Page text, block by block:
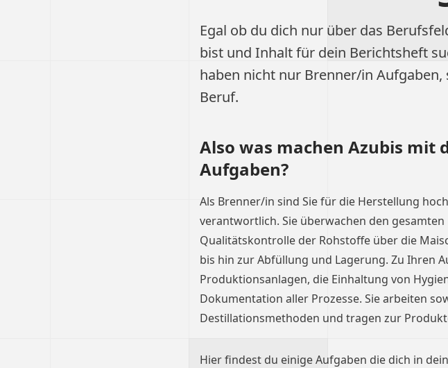
Egal ob du dich nur über das
bist und Inhalt für dein Berichtsheft
haben nicht nur Brenner/in
Beruf.
Also was machen Azubis
Aufgaben?
Als Brenner/in sind Sie für die Herstellung
verantwortlich. Sie überwachen den
Qualitätskontrolle der Rohstoffe über die
bis hin zur Abfüllung und Lagerung. Zu Ihren
Produktionsanlagen, die Einhaltung von
Dokumentation aller Prozesse. Sie arbeiten
Destillationsmethoden und tragen zur
Hier findest du einige Aufgaben die dich in